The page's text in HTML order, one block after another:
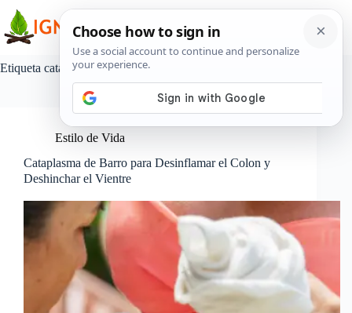
contenido
Etiqueta cataplasma de barro
Estilo de Vida
Cataplasma de Barro para Desinflamar el Colon y
Deshinchar el Vientre